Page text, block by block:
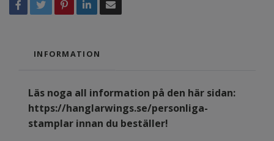
INFORMATION
Läs noga all information på den här sidan:
https://hanglarwings.se/personliga-
stamplar innan du beställer!